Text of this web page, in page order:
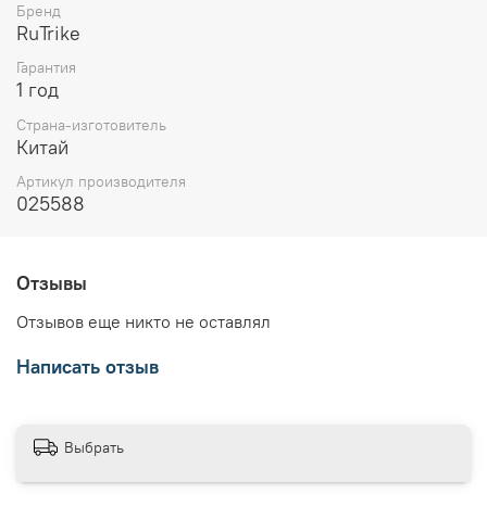
Бренд
RuTrike
Гарантия
1 год
Страна-изготовитель
Китай
Артикул производителя
025588
Отзывы
Отзывов еще никто не оставлял
Написать отзыв
Выбрать